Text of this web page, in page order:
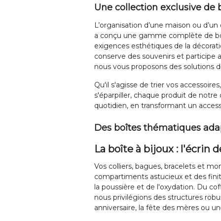
Une collection exclusive
L’organisation d’une maison ou
a conçu une gamme complète de
exigences esthétiques de la
conserve des souvenirs et participe
nous vous proposons des solutions
Qu'il s'agisse de trier vos
s'éparpiller, chaque produit de
quotidien, en transformant un
Des boîtes thématiques
La boîte à bijoux : l'écrin
Vos colliers, bagues, bracelets et
compartiments astucieux et des
la poussière et de l'oxydation. Du
nous privilégions des structures
anniversaire, la fête des mères ou